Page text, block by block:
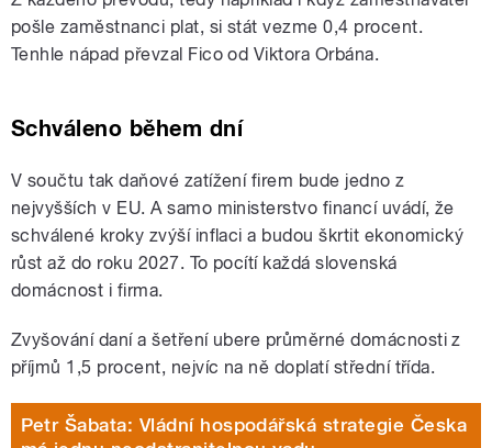
pošle zaměstnanci plat, si stát vezme 0,4 procent.
Tenhle nápad převzal Fico od Viktora Orbána.
Schváleno během dní
V součtu tak daňové zatížení firem bude jedno z
nejvyšších v EU. A samo ministerstvo financí uvádí, že
schválené kroky zvýší inflaci a budou škrtit ekonomický
růst až do roku 2027. To pocítí každá slovenská
domácnost i firma.
Zvyšování daní a šetření ubere průměrné domácnosti z
příjmů 1,5 procent, nejvíc na ně doplatí střední třída.
Petr Šabata: Vládní hospodářská strategie Česka